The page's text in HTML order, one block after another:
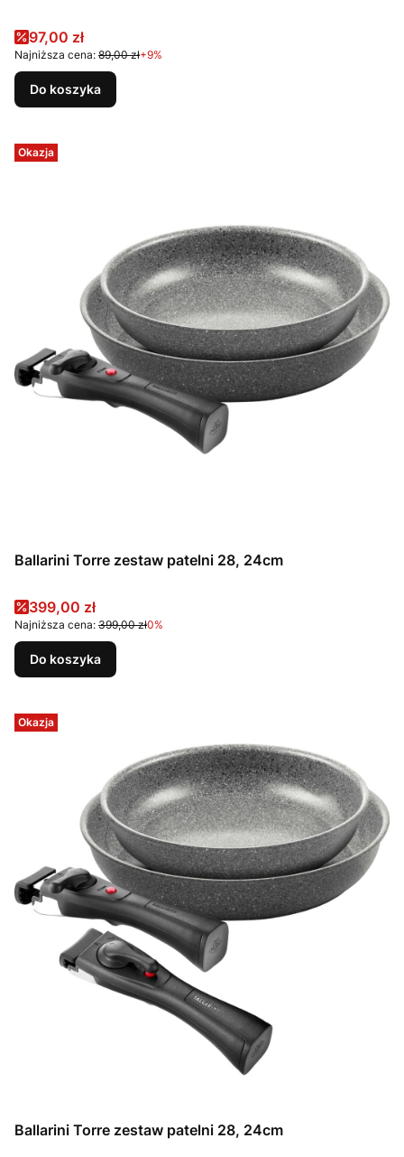
Cena promocyjna
97,00 zł
Najniższa cena: 89,00 zł+9%
Do koszyka
Okazja
Ballarini Torre zestaw patelni 28, 24cm
Cena promocyjna
399,00 zł
Najniższa cena: 399,00 zł0%
Do koszyka
Okazja
Ballarini Torre zestaw patelni 28, 24cm